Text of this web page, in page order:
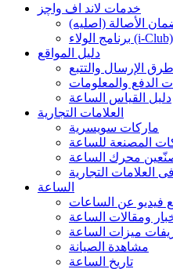
خدمات لاند اف واچز
الأصالة (اصلیه)
برنامج الولاء (i-Club)
دليل المواقع
طرق الإرسال والتتبع
الدفع والمعلومات
دليل القياس الساعة
العلامات التجارية
ماركات سويسرية
المصنعة للساعة
محرك الساعة
التجارية
الساعة
فيديو عن الساعات
ومقالات الساعة
ميزات الساعة
مشاهدة الصيانة
تاريخ الساعة